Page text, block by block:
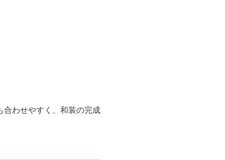
わせやすく、和装の完成